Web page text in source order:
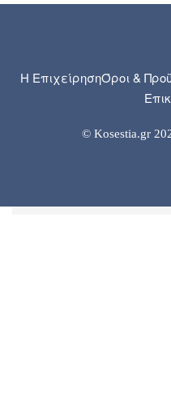
Η ΕπιχείρησηΌροι &
© Kosestia.gr